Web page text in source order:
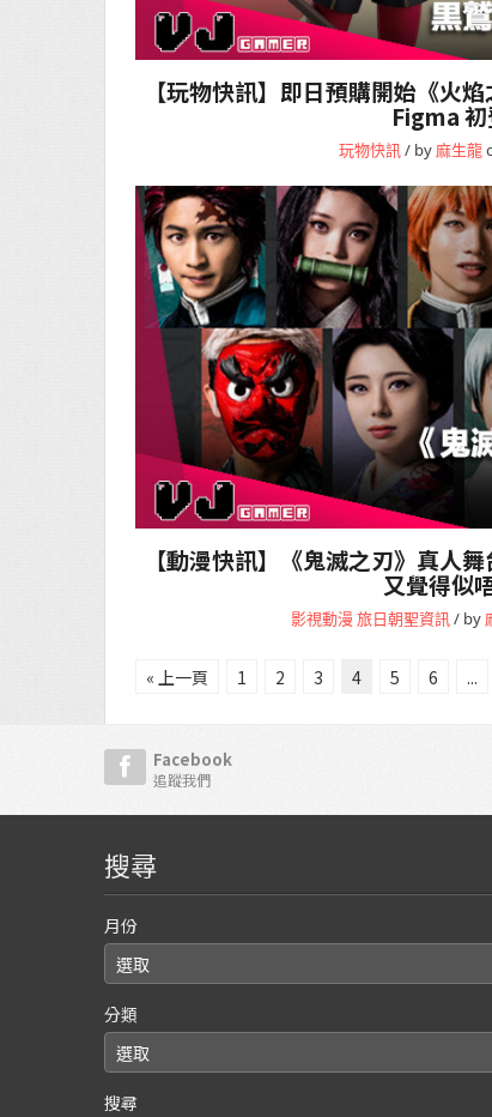
【玩物快訊】即日預購開始《火
Figma
玩物快訊 / by 麻生龍
【動漫快訊】《鬼滅之刃》真人
又覺得似
影視動漫 旅日朝聖資訊/ by
« 上一頁 1 2 3 4 5 6 ...
Facebook
追蹤我們
搜尋
月份
分類
搜尋